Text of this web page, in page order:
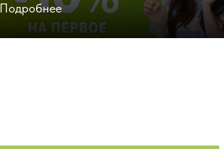
Подробнее